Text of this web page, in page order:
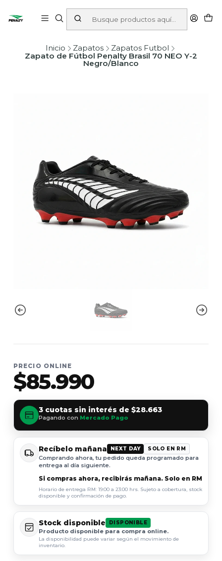
Inicio Zapatos
Zapatos Futbol
Zapato de Fútbol Penalty Brasil 70 NEO Y-2
Negro/Blanco
PRECIO ONLINE
$85.990
3 cuotas sin interés de $28.663
Pagando con Mercado Pago
Recíbelo mañana NEXT DAY SOLO EN RM
Comprando ahora, tu pedido queda programado para
entrega al día siguiente.
Si compras ahora, recibirás mañana. Solo en RM
Horario de entrega RM: 19:00 a 23:00 hrs. Sujeto a cobertura, stock
disponible y confirmación de pago.
Stock disponible DISPONIBLE
Producto disponible para compra online.
La disponibilidad puede variar según el movimiento de
inventario.